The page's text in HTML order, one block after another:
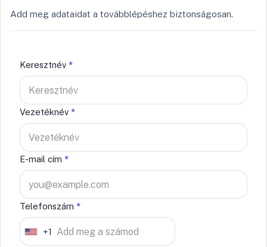
Add meg adataidat a továbblépéshez biztonságosan.
Keresztnév *
Vezetéknév *
E-mail cím *
Telefonszám *
U
+1